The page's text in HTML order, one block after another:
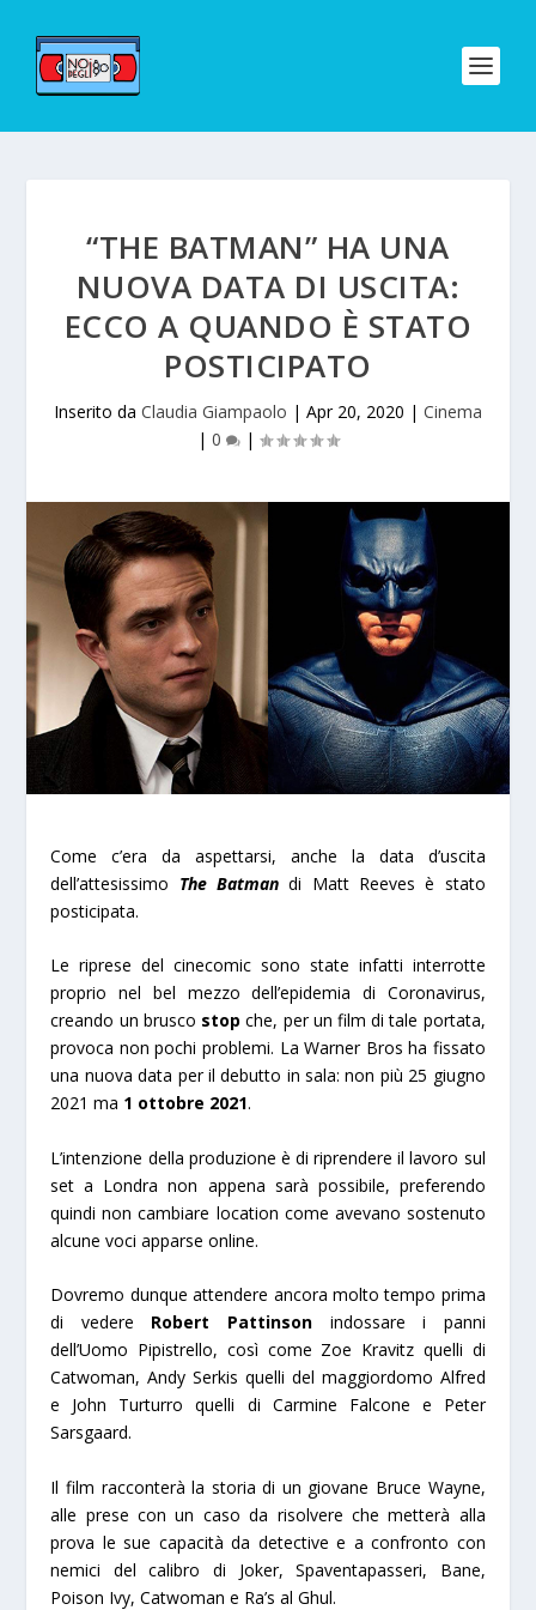
“THE BATMAN” HA UNA
NUOVA DATA DI USCITA:
ECCO A QUANDO È STATO
POSTICIPATO
Inserito da Claudia Giampaolo | Apr 20, 2020 | Cinema
| 0 |
Come c’era da aspettarsi, anche la data d’uscita
dell’attesissimo The Batman di Matt Reeves è stato
posticipata.
Le riprese del cinecomic sono state infatti interrotte
proprio nel bel mezzo dell’epidemia di Coronavirus,
creando un brusco stop che, per un film di tale portata,
provoca non pochi problemi. La Warner Bros ha fissato
una nuova data per il debutto in sala: non più 25 giugno
2021 ma 1 ottobre 2021.
L’intenzione della produzione è di riprendere il lavoro sul
set a Londra non appena sarà possibile, preferendo
quindi non cambiare location come avevano sostenuto
alcune voci apparse online.
Dovremo dunque attendere ancora molto tempo prima
di vedere Robert Pattinson indossare i panni
dell’Uomo Pipistrello, così come Zoe Kravitz quelli di
Catwoman, Andy Serkis quelli del maggiordomo Alfred
e John Turturro quelli di Carmine Falcone e Peter
Sarsgaard.
Il film racconterà la storia di un giovane Bruce Wayne,
alle prese con un caso da risolvere che metterà alla
prova le sue capacità da detective e a confronto con
nemici del calibro di Joker, Spaventapasseri, Bane,
Poison Ivy, Catwoman e Ra’s al Ghul.